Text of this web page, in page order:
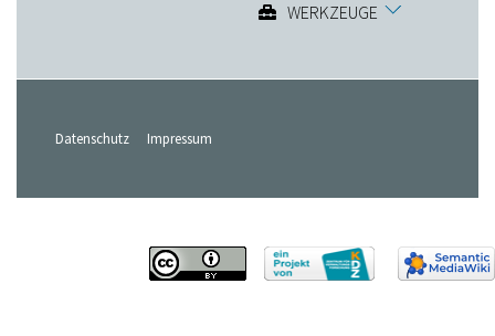
WERKZEUGE
Datenschutz Impressum